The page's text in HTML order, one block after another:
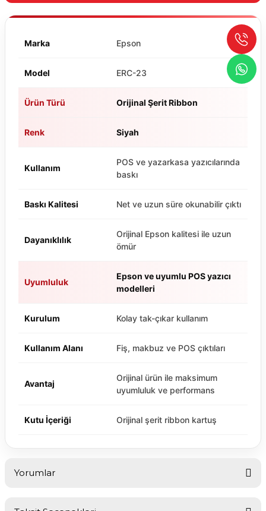
Marka Epson
Model ERC-23
Ürün Türü Orijinal Şerit Ribbon
Renk Siyah
Kullanım
POS ve yazarkasa yazıcılarında
baskı
Baskı Kalitesi Net ve uzun süre okunabilir çıktı
Dayanıklılık
Orijinal Epson kalitesi ile uzun
ömür
Uyumluluk
Epson ve uyumlu POS yazıcı
modelleri
Kurulum Kolay tak-çıkar kullanım
Kullanım Alanı Fiş, makbuz ve POS çıktıları
Avantaj
Orijinal ürün ile maksimum
uyumluluk ve performans
Kutu İçeriği Orijinal şerit ribbon kartuş
Yorumlar